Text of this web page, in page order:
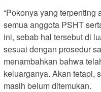
“Pokonya yang terpenting
semua anggota PSHT
ini, sebab hal tersebut di
sesuai dengan prosedur
menambahkan bahwa
keluarganya. Akan tetapi,
masih belum ditemukan.